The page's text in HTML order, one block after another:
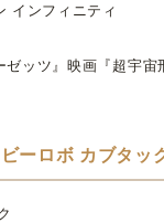
インフィニティ
ゼッツ』映画『超宇宙
ビーロボ カブタッ